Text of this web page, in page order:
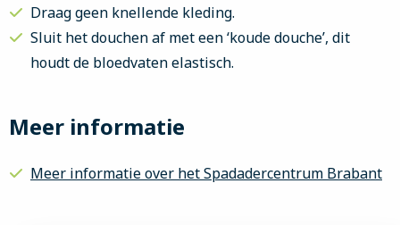
Draag geen knellende kleding.
Sluit het douchen af met een ‘koude douche’, dit
houdt de bloedvaten elastisch.
Meer informatie
Meer informatie over het Spadadercentrum Brabant